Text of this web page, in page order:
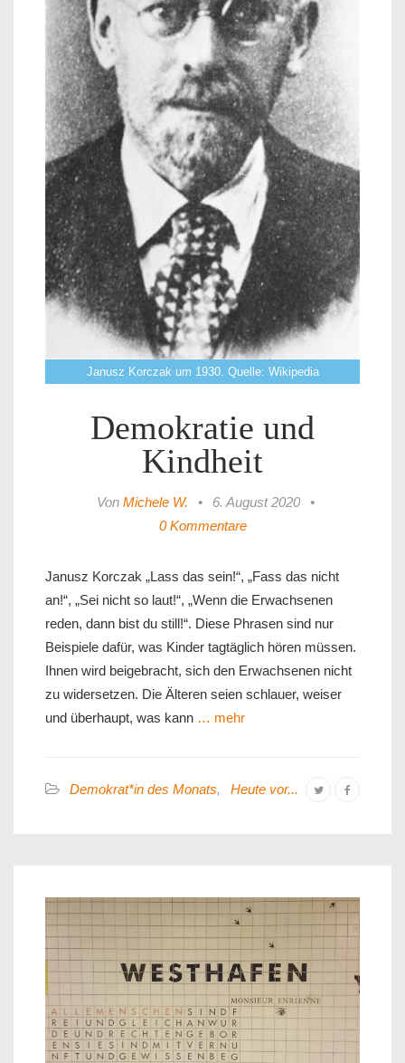
Janusz Korczak um 1930. Quelle: Wikipedia
Demokratie und
Kindheit
Von Michele W. • 6. August 2020
•
0 Kommentare
Janusz Korczak „Lass das sein!“, „Fass das nicht
an!“, „Sei nicht so laut!“, „Wenn die Erwachsenen
reden, dann bist du still!“. Diese Phrasen sind nur
Beispiele dafür, was Kinder tagtäglich hören müssen.
Ihnen wird beigebracht, sich den Erwachsenen nicht
zu widersetzen. Die Älteren seien schlauer, weiser
und überhaupt, was kann … mehr
Demokrat*in des Monats, Heute vor...